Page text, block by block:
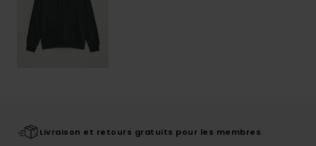
Livraison et retours gratuits pour les membres